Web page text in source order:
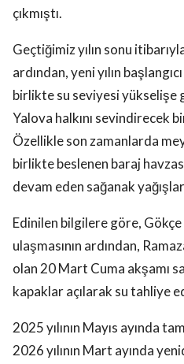
çıkmıştı.
Geçtiğimiz yılın sonu
ardından, yeni yılın
birlikte su seviyesi yükselişe
Yalova halkını sevindirecek
Özellikle son zamanlarda
birlikte beslenen baraj
devam eden sağanak
Edinilen bilgilere göre, Gökçe
ulaşmasının ardından,
olan 20 Mart Cuma akşamı
kapaklar açılarak su tahliye
2025 yılının Mayıs ayında
2026 yılının Mart ayında